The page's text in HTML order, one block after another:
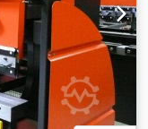
hidráulico
topes traseros
de matrices
de seguridad